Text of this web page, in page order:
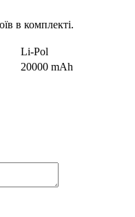
в комплекті.
Li-Pol
20000 mAh